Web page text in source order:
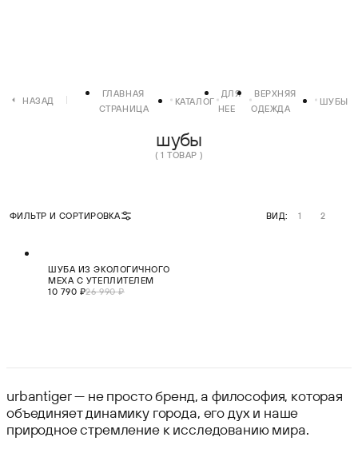
НАЗАД
ГЛАВНАЯ
СТРАНИЦА
КАТАЛОГ
ДЛЯ
НЕЕ
ВЕРХНЯЯ
ОДЕЖДА
ШУБЫ
шубы
( 1 ТОВАР )
ФИЛЬТР И СОРТИРОВКА ВИД: 1 2
ХИТ
ШУБА ИЗ ЭКОЛОГИЧНОГО
МЕХА С УТЕПЛИТЕЛЕМ
10 790 ₽26 990 ₽
urbantiger — не просто бренд, а философия, которая
объединяет динамику города, его дух и наше
природное стремление к исследованию мира.